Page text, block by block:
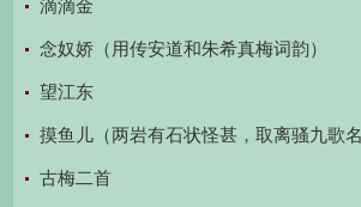
滴滴金
念奴娇（用传安道和朱希真梅词韵）
望江东
摸鱼儿（两岩有石状怪甚，取离骚九歌
赋摸鱼儿，改名山鬼谣）
古梅二首